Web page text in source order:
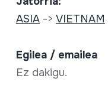
ASIA-> VIETNAM
Egilea / emailea
Ez dakigu.